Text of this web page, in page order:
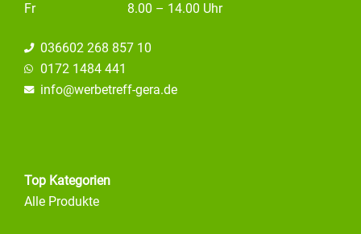
Fr
8.00 – 14.00 Uhr
036602 268 857 10
0172 1484 441
info@werbetreff-gera.de
Top Kategorien
Alle Produkte